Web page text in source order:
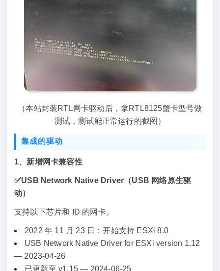
（本站封装RTL网卡驱动后，拿RTL8125蟹卡型号做
测试，测试能正常运行的截图）
集成的驱动
1、新增网卡兼容性
✅USB Network Native Driver（USB 网络原生驱
动）
支持以下芯片和 ID 的网卡。
2022 年 11 月 23 日：开始支持 ESXi 8.0
USB Network Native Driver for ESXi version 1.12
— 2023-04-26
已更新至 v1.15 — 2024-06-25